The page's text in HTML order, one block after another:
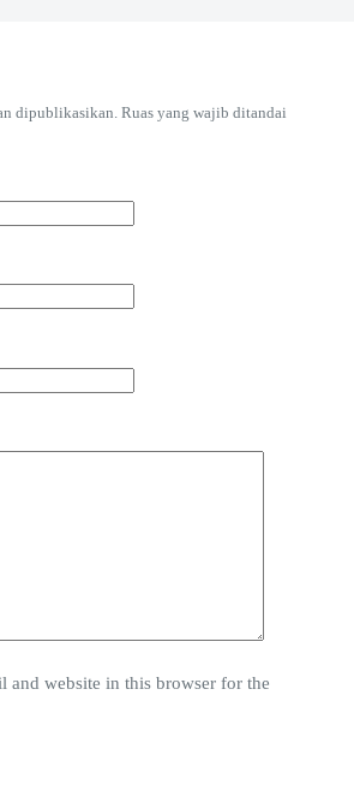
dipublikasikan. Ruas yang wajib ditandai
and website in this browser for the